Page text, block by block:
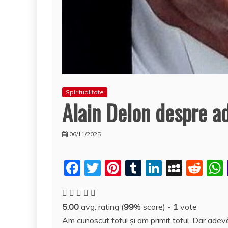
Spiritualitate
Alain Delon despre
06/11/2025
F
a
c
e
T
itt
er
Pi
er
e
T
m
bl
Li
k
e
M
S
p
R
di
5.00 avg. rating (99% score) - 1 vote
Am cunoscut totul şi am primit totul. Dar